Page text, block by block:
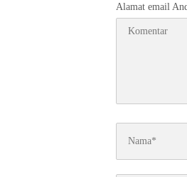
Alamat email